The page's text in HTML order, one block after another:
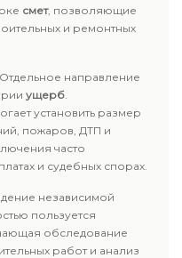
смет, позволяющие
и ремонтных
направление
ущерб.
установить размер
пожаров, ДТП и
часто
и судебных спорах.
независимой
пользуется
обследование
работ и анализ